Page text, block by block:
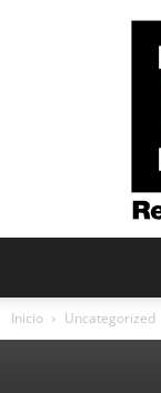
Inicio Uncategorized